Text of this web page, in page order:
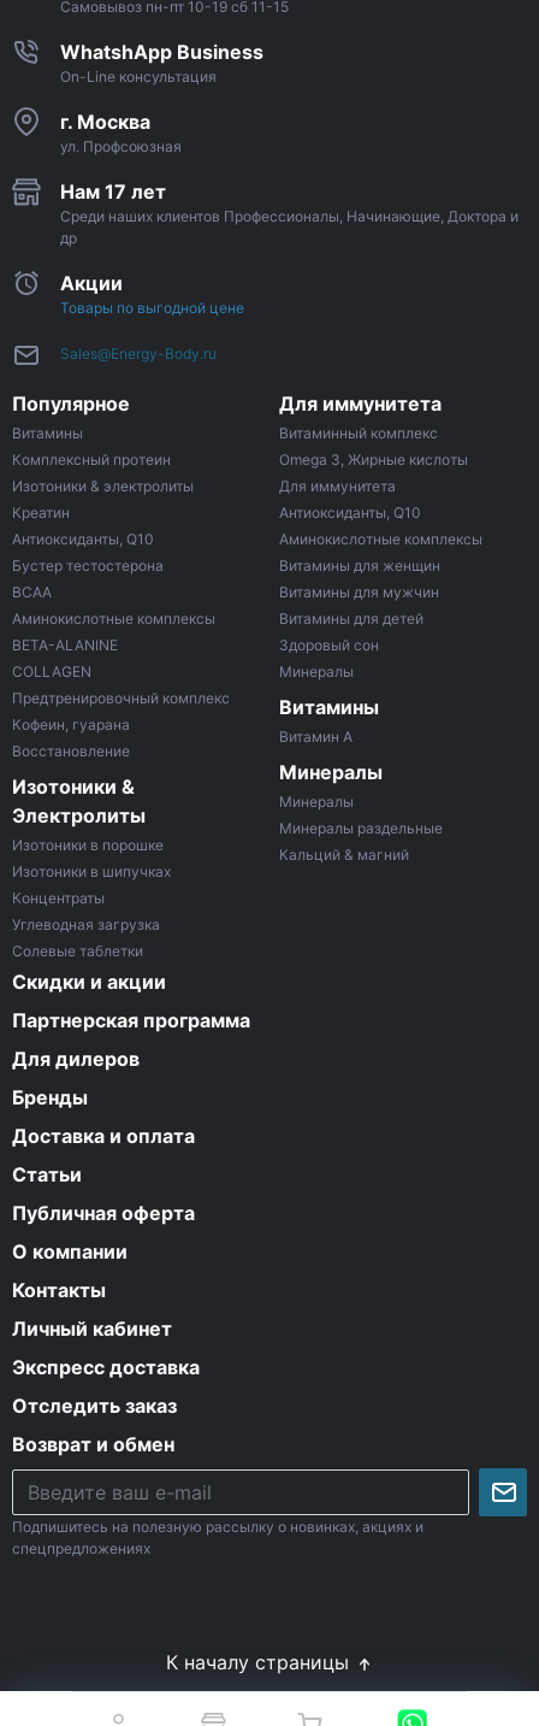
Самовывоз пн-пт 10-19 сб 11-15
WhatshApp Business
On-Line консультация
г. Москва
ул. Профсоюзная
Нам 17 лет
Среди наших клиентов Профессионалы, Начинающие, Доктора и
др
Акции
Товары по выгодной цене
Sales@Energy-Body.ru
Популярное
Витамины
Комплексный протеин
Изотоники & электролиты
Креатин
Антиоксиданты, Q10
Бустер тестостерона
ВСАА
Аминокислотные комплексы
BETA-ALANINE
COLLAGEN
Предтренировочный комплекс
Кофеин, гуарана
Восстановление
Изотоники &
Электролиты
Изотоники в порошке
Изотоники в шипучках
Концентраты
Углеводная загрузка
Солевые таблетки
Для иммунитета
Витаминный комплекс
Omega 3, Жирные кислоты
Для иммунитета
Антиоксиданты, Q10
Аминокислотные комплексы
Витамины для женщин
Витамины для мужчин
Витамины для детей
Здоровый сон
Минералы
Витамины
Витамин A
Минералы
Минералы
Минералы раздельные
Кальций & магний
Скидки и акции
Партнерская программа
Для дилеров
Бренды
Доставка и оплата
Статьи
Публичная оферта
О компании
Контакты
Личный кабинет
Экспресс доставка
Отследить заказ
Возврат и обмен
Подпишитесь на полезную рассылку о новинках, акциях и
спецпредложениях
К началу страницы